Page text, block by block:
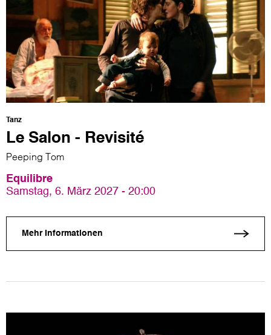
Tanz
Le Salon - Revisité
Peeping Tom
Equilibre
Samstag, 6. März 2027 - 20:00
Mehr Informationen